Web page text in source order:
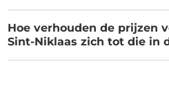
Hoe verhouden de prijzen
Sint-Niklaas zich tot die in